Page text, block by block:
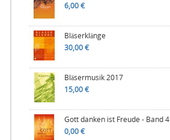
6,00 €
Bläserklänge
30,00 €
Bläsermusik 2017
15,00 €
Gott danken ist Freude - Band 4
0,00 €